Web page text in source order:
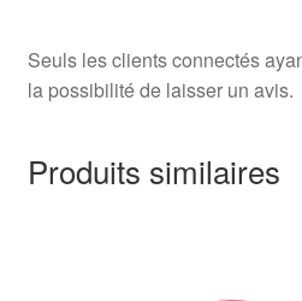
Seuls les clients connectés
la possibilité de laisser un avis.
Produits similaires